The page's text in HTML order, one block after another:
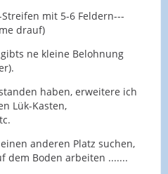
mit 5-6 Feldern---
drauf)
ne kleine Belohnung
haben, erweitere ich
Lük-Kasten,
anderen Platz suchen,
dem Boden arbeiten .......